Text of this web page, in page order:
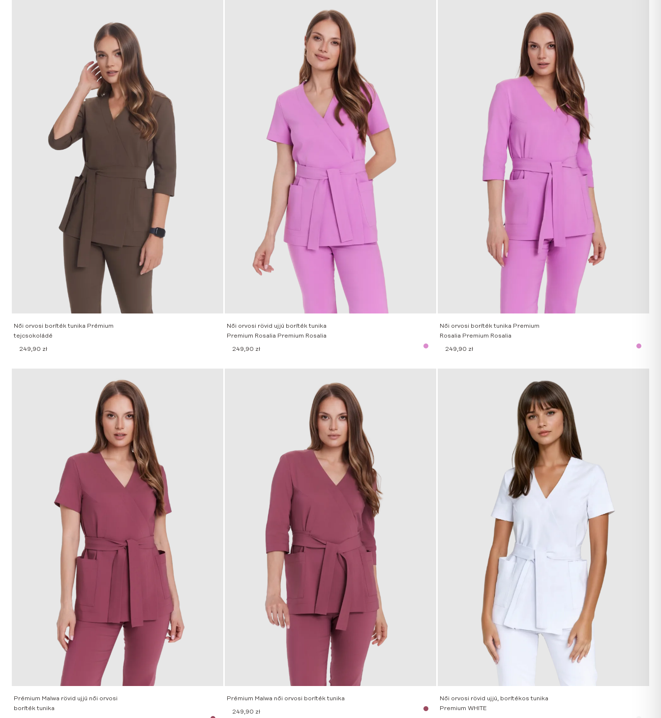
Női orvosi boríték tunika Prémium
tejcsokoládé
249,90 zł
Női orvosi rövid ujjú boríték tunika
Premium Rosalia Premium Rosalia
249,90 zł
Női orvosi boríték tunika Premium
Rosalia Premium Rosalia
249,90 zł
Prémium Malwa rövid ujjú női orvosi
boríték tunika
Prémium Malwa női orvosi boríték tunika
249,90 zł
Női orvosi rövid ujjú, borítékos tunika
Premium WHITE